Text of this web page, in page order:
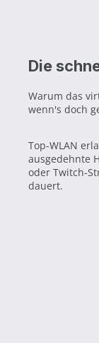
Die
Warum das
wenn's doch
Top-WLAN
ausgedehnte
oder Twitch-
dauert.